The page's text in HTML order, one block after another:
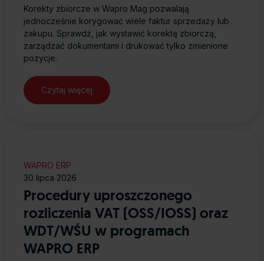
Korekty zbiorcze w Wapro Mag pozwalają
jednocześnie korygować wiele faktur sprzedaży lub
zakupu. Sprawdź, jak wystawić korektę zbiorczą,
zarządzać dokumentami i drukować tylko zmienione
pozycje.
Czytaj więcej
WAPRO ERP
30 lipca 2026
Procedury uproszczonego
rozliczenia VAT (OSS/IOSS) oraz
WDT/WŚU w programach
WAPRO ERP